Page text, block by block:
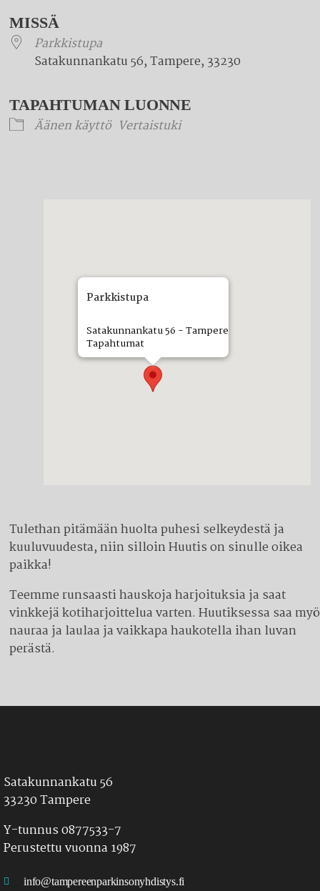
Download ICS
MISSÄ
Parkkistupa
Satakunnankatu 56, Tampere, 33230
TAPAHTUMAN LUONNE
Äänen käyttö Vertaistuki
Parkkistupa
Satakunnankatu 56 - Tampere
Tapahtumat
Tulethan pitämään huolta puhesi selkeydestä ja
kuuluvuudesta, niin silloin Huutis on sinulle oikea
paikka!
Teemme runsaasti hauskoja harjoituksia ja saat
vinkkejä kotiharjoittelua varten. Huutiksessa saa
nauraa ja laulaa ja vaikkapa haukotella ihan luvan
perästä.
Satakunnankatu 56
33230 Tampere
Y-tunnus 0877533-7
Perustettu vuonna 1987
info@tampereenparkinsonyhdistys.fi